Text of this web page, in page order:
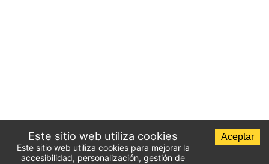
Este sitio web utiliza cookies
Este sitio web utiliza cookies para mejorar la
accesibilidad, personalización, gestión de
Aceptar